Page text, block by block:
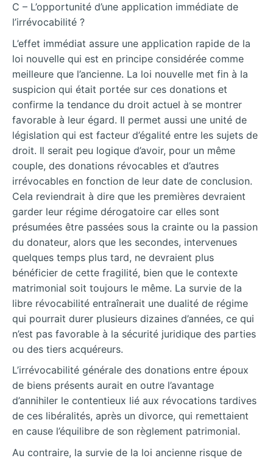
C – L’opportunité d’une application immédiate de
l’irrévocabilité ?
L’effet immédiat assure une application rapide de la
loi nouvelle qui est en principe considérée comme
meilleure que l’ancienne. La loi nouvelle met fin à la
suspicion qui était portée sur ces donations et
confirme la tendance du droit actuel à se montrer
favorable à leur égard. Il permet aussi une unité de
législation qui est facteur d’égalité entre les sujets de
droit. Il serait peu logique d’avoir, pour un même
couple, des donations révocables et d’autres
irrévocables en fonction de leur date de conclusion.
Cela reviendrait à dire que les premières devraient
garder leur régime dérogatoire car elles sont
présumées être passées sous la crainte ou la passion
du donateur, alors que les secondes, intervenues
quelques temps plus tard, ne devraient plus
bénéficier de cette fragilité, bien que le contexte
matrimonial soit toujours le même. La survie de la
libre révocabilité entraînerait une dualité de régime
qui pourrait durer plusieurs dizaines d’années, ce qui
n’est pas favorable à la sécurité juridique des parties
ou des tiers acquéreurs.
L’irrévocabilité générale des donations entre époux
de biens présents aurait en outre l’avantage
d’annihiler le contentieux lié aux révocations tardives
de ces libéralités, après un divorce, qui remettaient
en cause l’équilibre de son règlement patrimonial.
Au contraire, la survie de la loi ancienne risque de